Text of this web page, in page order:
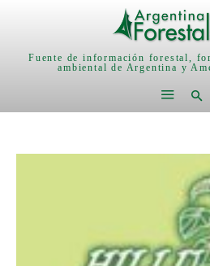
Fuente de información forestal,
ambiental de Argentina y